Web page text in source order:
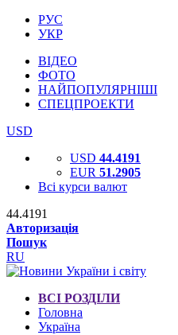
РУС
УКР
ВІДЕО
ФОТО
НАЙПОПУЛЯРНІШІ
СПЕЦПРОЕКТИ
USD
USD 44.4191
EUR 51.2905
Всі курси валют
44.4191
Авторизація
Пошук
RU
ВСІ РОЗДІЛИ
Головна
Україна